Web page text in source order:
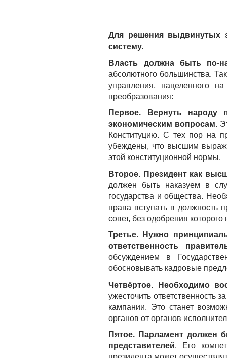
Для решения выдвинутых
систему.
Власть должна быть по-
абсолютного большинства.
управления, нацеленного
преобразования:
Первое.
Вернуть народу
экономическим вопросам.
Конституцию. С тех пор на
убеждены, что высшим
этой конституционной нормы.
Второе. Президент как
должен быть наказуем в
государства и общества.
права вступать в должность
совет, без одобрения
Третье. Нужно
ответственность
обсуждением в
обосновывать кадровые
Четвёртое.
Необходимо
ужесточить ответственность
кампании. Это станет
органов от органов
Пятое. Парламент должен
представителей. Его